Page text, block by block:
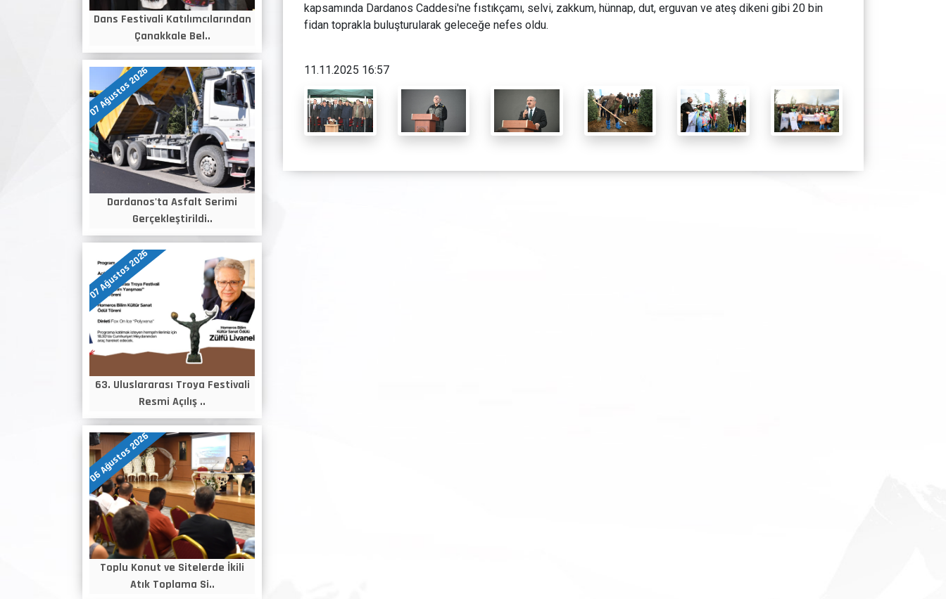
Dans Festivali Katılımcılarından
Çanakkale Bel..
07 Ağustos 2026
Dardanos'ta Asfalt Serimi
Gerçekleştirildi..
07 Ağustos 2026
63. Uluslararası Troya Festivali
Resmi Açılış ..
06 Ağustos 2026
Toplu Konut ve Sitelerde İkili
Atık Toplama Si..
kapsamında Dardanos Caddesi'ne fıstıkçamı, selvi, zakkum, hünnap, dut, erguvan ve ateş dikeni gibi 20 bin
fidan toprakla buluşturularak geleceğe nefes oldu.
11.11.2025 16:57